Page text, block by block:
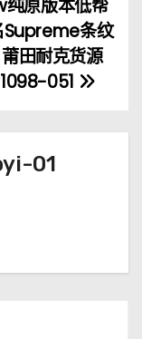
纯原版本低帮
Supreme条纹
田耐克货源
051
01